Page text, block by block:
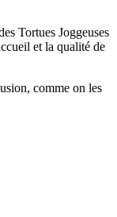
Tortues Joggeuses
et la qualité de
comme on les